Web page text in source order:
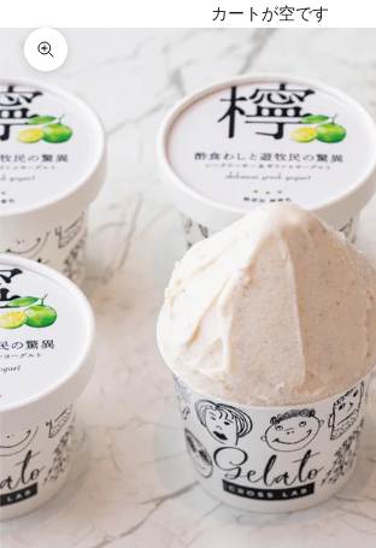
カートが空です
ズームイン